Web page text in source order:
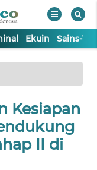
Ekuin Sains-
Kesiapan
II di